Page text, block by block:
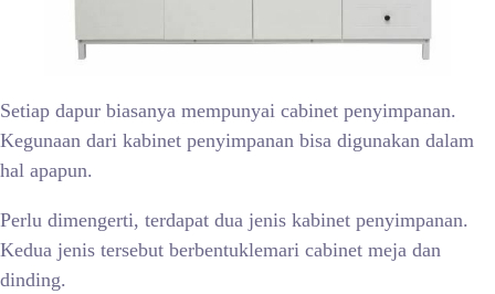
Setiap dapur biasanya mempunyai cabinet penyimpanan.
Kegunaan dari kabinet penyimpanan bisa digunakan dalam
hal apapun.
Perlu dimengerti, terdapat dua jenis kabinet penyimpanan.
Kedua jenis tersebut berbentuklemari cabinet meja dan
dinding.